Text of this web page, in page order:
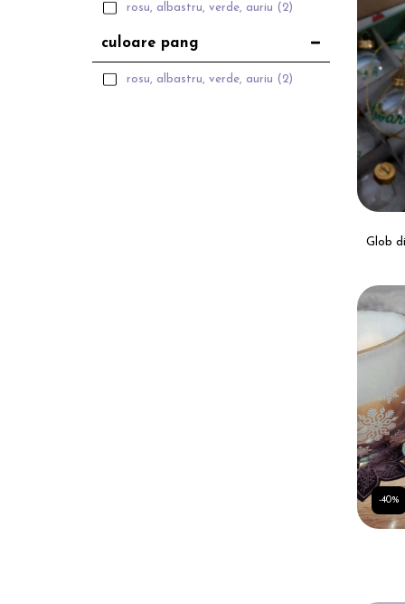
rosu, albastru, verde, auriu (2)
culoare pang
rosu, albastru, verde, auriu (2)
Glob
-40%